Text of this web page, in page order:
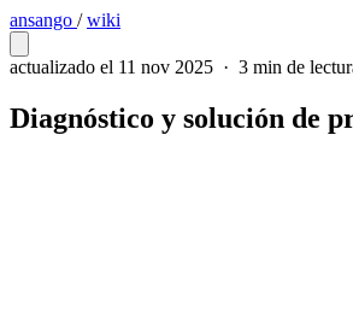
ansango /wiki
actualizado el 11 nov 2025 · 3 min de
Diagnóstico y solución de